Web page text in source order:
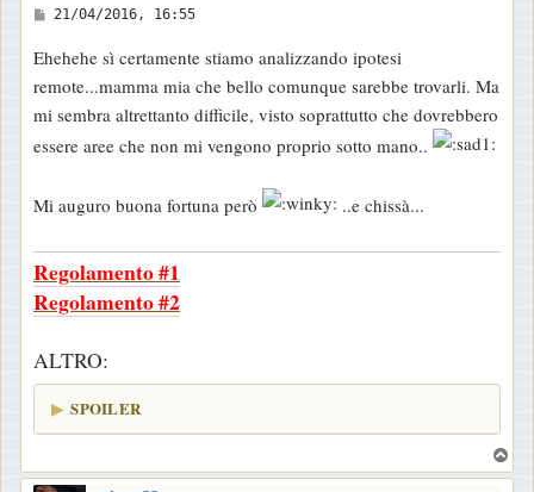
M
s
s
a
g
i
21/04/2016, 16:55
Ehehehe sì certamente stiamo analizzando ipotesi
remote...mamma mia che bello comunque sarebbe trovarli. Ma
mi sembra altrettanto difficile, visto soprattutto che dovrebbero
essere aree che non mi vengono proprio sotto mano..
Mi auguro buona fortuna però ..e chissà...
Regolamento #1
Regolamento #2
ALTRO:
SPOILER
o